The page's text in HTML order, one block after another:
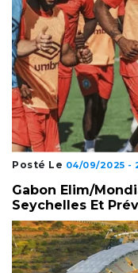
Posté Le 04/09/2025 -
Gabon Elim/
Seychelles Et